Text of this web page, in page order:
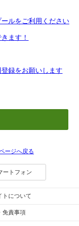
ルをご利用ください
ます！
録をお願いします
ージへ戻る
ートフォン
トについて
免責事項